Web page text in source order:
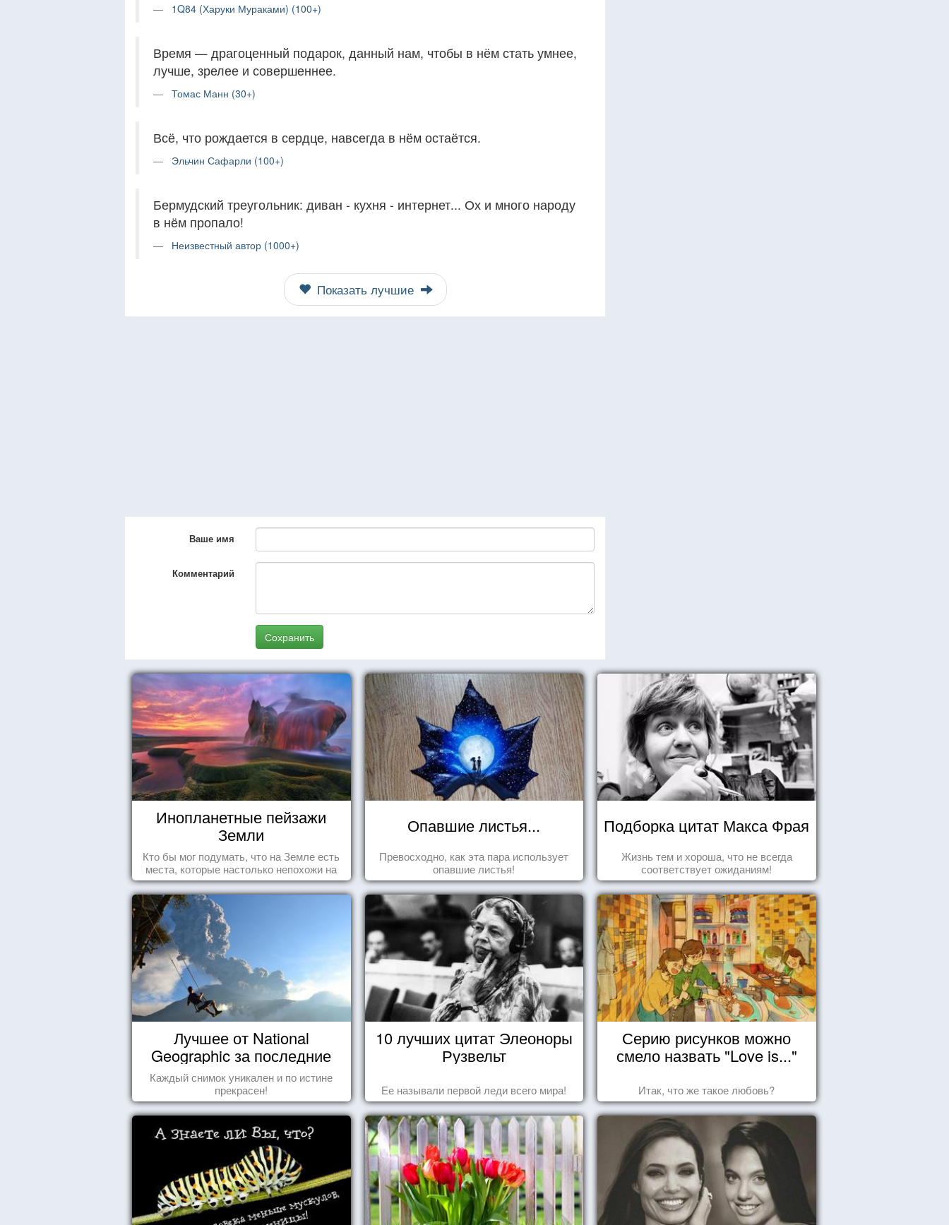
1Q84 (Харуки Мураками) (100+)
Время — драгоценный подарок, данный нам, чтобы в нём стать умнее,
лучше, зрелее и совершеннее.
Томас Манн (30+)
Всё, что рождается в сердце, навсегда в нём остаётся.
Эльчин Сафарли (100+)
Бермудский треугольник: диван - кухня - интернет... Ох и много народу
в нём пропало!
Неизвестный автор (1000+)
Показать лучшие
Ваше имя
Комментарий
Сохранить
Инопланетные пейзажи
Земли
Кто бы мог подумать, что на Земле есть
места, которые настолько непохожи на
привычные для человечества пейзажи,
что кажутся и вовсе инопланетными!
Опавшие листья...
Превосходно, как эта пара использует
опавшие листья!
Подборка цитат Макса Фрая
Жизнь тем и хороша, что не всегда
соответствует ожиданиям!
Лучшее от National
Geographic за последние
пару лет
Каждый снимок уникален и по истине
прекрасен!
10 лучших цитат Элеоноры
Рузвельт
Ее называли первой леди всего мира!
Серию рисунков можно
смело назвать "Love is..."
Итак, что же такое любовь?